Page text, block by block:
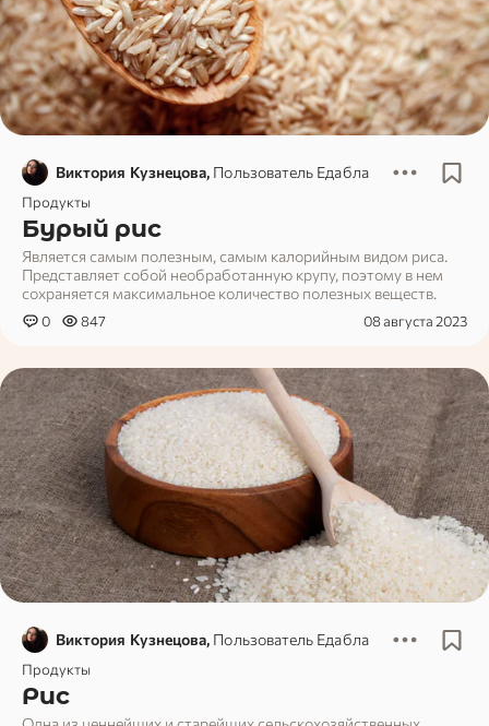
Виктория Кузнецова, Пользователь Едабла
Продукты
Бурый рис
Является самым полезным, самым калорийным видом риса.
Представляет собой необработанную крупу, поэтому в нем
сохраняется максимальное количество полезных веществ.
0 847 08 августа 2023
Виктория Кузнецова, Пользователь Едабла
Продукты
Рис